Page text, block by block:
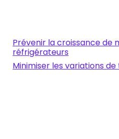
Prévenir la croissance de
réfrigérateurs
Minimiser les variations